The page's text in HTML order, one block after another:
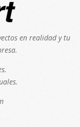
en realidad y tu